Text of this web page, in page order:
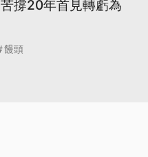
撐20年首見轉虧為
饅頭